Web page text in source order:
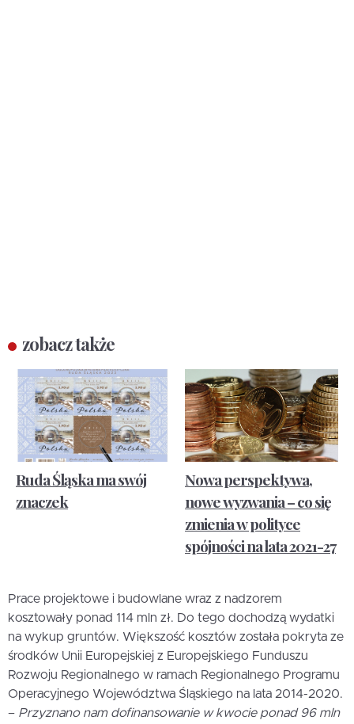
zobacz także
Ruda Śląska ma swój
znaczek
Nowa perspektywa,
nowe wyzwania – co się
zmienia w polityce
spójności na lata 2021-27
Prace projektowe i budowlane wraz z nadzorem
kosztowały ponad 114 mln zł. Do tego dochodzą wydatki
na wykup gruntów. Większość kosztów została pokryta ze
środków Unii Europejskiej z Europejskiego Funduszu
Rozwoju Regionalnego w ramach Regionalnego Programu
Operacyjnego Województwa Śląskiego na lata 2014-2020.
– Przyznano nam dofinansowanie w kwocie ponad 96 mln